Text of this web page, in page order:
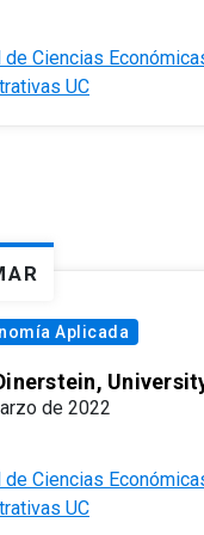
de Ciencias
UC
Aplicada
de 2022
de Ciencias
UC